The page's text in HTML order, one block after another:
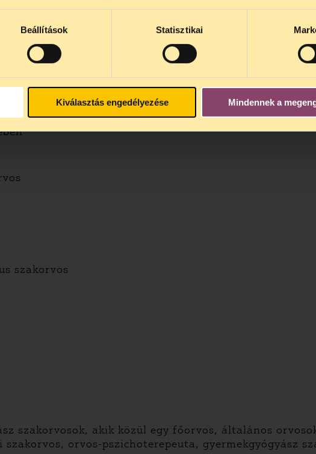
Beállítások Statisztikai
Kiválasztás engedélyezése Mindennek a
fölötti önrendelkezési jogából következik. Mi nem
azt a jogot, hogy ezt mindenki maga döntse el,
felelősen tájékozódnia kell saját-, és születendő
és azok kockázatairól.
a véleményére, akik a hazai otthonszülési
kérjük, hogy vonják be azokat is az
szakorvos
szakorvosok, akik közül egy főorvos, általános
orvos-pszichoterepeuta, gyermekgyógyász